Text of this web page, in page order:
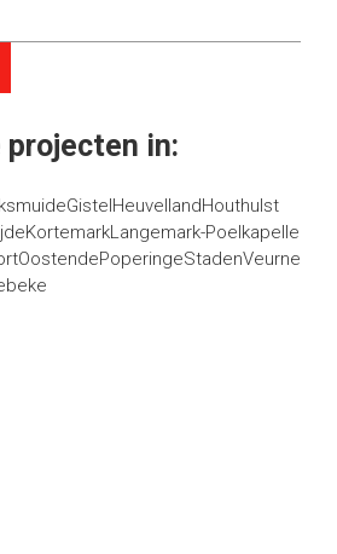
in:
GistelHeuvellandHouthulst
KortemarkLangemark-Poelkapelle
OostendePoperingeStadenVeurne